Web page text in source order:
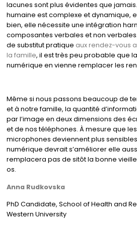
lacunes sont plus évidentes que
humaine est complexe et dynamique,
bien, elle nécessite une intégration
composantes verbales et non
de substitut pratique aux rendez-vous
la famille, il est très peu probable que
numérique en vienne remplacer les
Même si nous passons beaucoup de
et à notre famille, la quantité
par l’image en deux dimensions des
et de nos téléphones. À mesure que
microphones deviennent plus
numérique devrait s’améliorer elle
remplacera pas de sitôt la bonne
os.
Anna Rudkovska
PhD Candidate, School of Health and
Western University